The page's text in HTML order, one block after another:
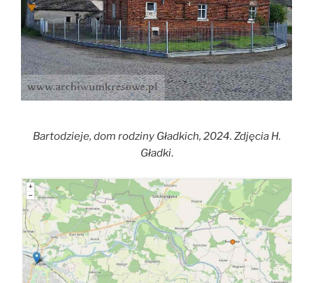
Bartodzieje, dom rodziny Gładkich, 2024. Zdjęcia H.
Gładki.